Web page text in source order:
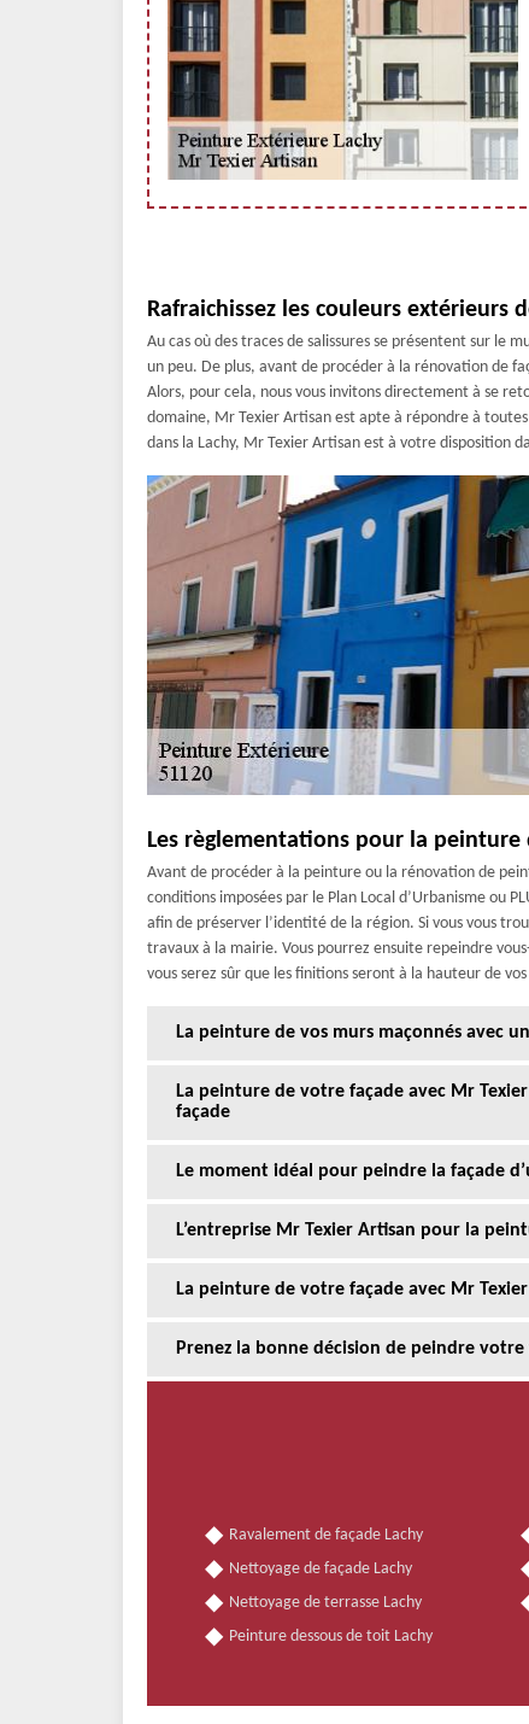
Rafraichissez les couleurs extérieurs
Au cas où des traces de salissures se présentent sur le
un peu. De plus, avant de procéder à la rénovation de
Alors, pour cela, nous vous invitons directement à se
domaine, Mr Texier Artisan est apte à répondre à
dans la Lachy, Mr Texier Artisan est à votre disposition
Les règlementations pour la peinture
Avant de procéder à la peinture ou la rénovation de
conditions imposées par le Plan Local d’Urbanisme ou
afin de préserver l’identité de la région. Si vous vous
travaux à la mairie. Vous pourrez ensuite repeindre
vous serez sûr que les finitions seront à la hauteur de
La peinture de vos murs maçonnés avec
La peinture de votre façade avec Mr
façade
Le moment idéal pour peindre la façade
L’entreprise Mr Texier Artisan pour la
La peinture de votre façade avec Mr
Prenez la bonne décision de peindre votre
Ravalement de façade Lachy
Nettoyage de façade Lachy
Nettoyage de terrasse Lachy
Peinture dessous de toit Lachy